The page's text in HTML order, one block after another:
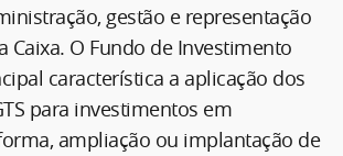
gestão e representação
Caixa. O Fundo de Investimento
característica a aplicação dos
para investimentos em
ampliação ou implantação de